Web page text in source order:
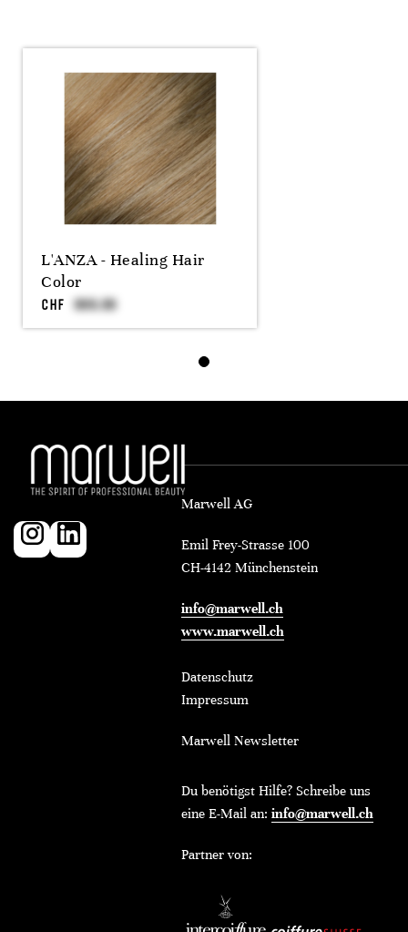
L'ANZA - Healing Hair
Color
CHF
Marwell AG
Emil Frey-Strasse 100
CH-4142 Münchenstein
info@marwell.ch
www.marwell.ch
Datenschutz
Impressum
Marwell Newsletter
Du benötigst Hilfe? Schreibe uns
eine E-Mail an: info@marwell.ch
Partner von: